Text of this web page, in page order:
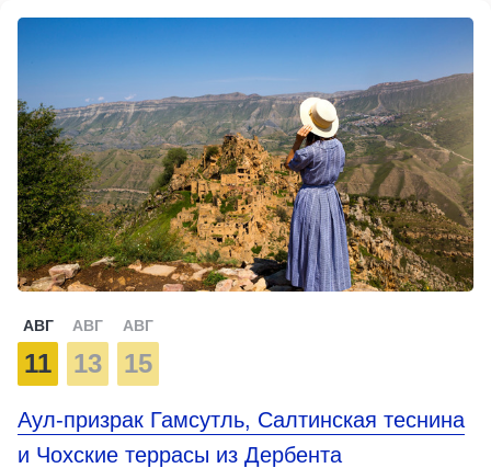
АВГ
11
АВГ
13
АВГ
15
Аул-призрак Гамсутль, Салтинская теснина
и Чохские террасы из Дербента